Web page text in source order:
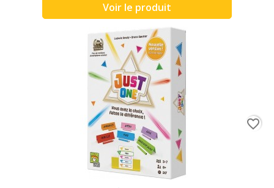
Voir le produit
favorite_border